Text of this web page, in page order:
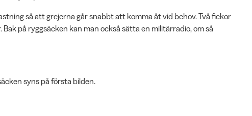
så att grejerna går snabbt att komma åt vid behov. Två fickor
på ryggsäcken kan man också sätta en militärradio, om så
syns på första bilden.